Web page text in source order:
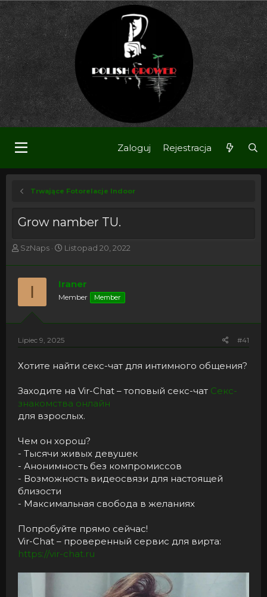
Zaloguj Rejestracja
Trwające Fotorelacje Indoor
Grow namber TU.
T
r
e
t
r
e
SzNaps
R
z
o
c
ę
y
Listopad 20, 2022
I Iraner
Member Member
Lipiec 9, 2025 #41
Хотите найти секс-чат для интимного общения?
Заходите на Vir-Chat – топовый секс-чат Секс-
знакомства онлайн
для взрослых.
Чем он хорош?
- Тысячи живых девушек
- Анонимность без компромиссов
- Возможность видеосвязи для настоящей
близости
- Максимальная свобода в желаниях
Попробуйте прямо сейчас!
Vir-Chat – проверенный сервис для вирта:
https://vir-chat.ru